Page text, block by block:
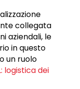
collegata
aziendali, le
in questo
un ruolo
logistica dei